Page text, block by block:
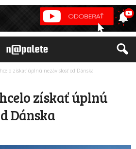
získať úplnú nezávislosť od Dánska
získať úplnú
Dánska